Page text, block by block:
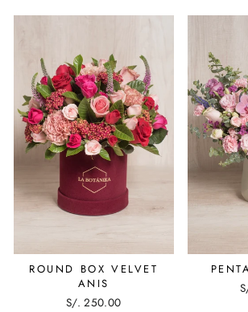
ROUND BOX VELVET
ANIS
S/. 250.00